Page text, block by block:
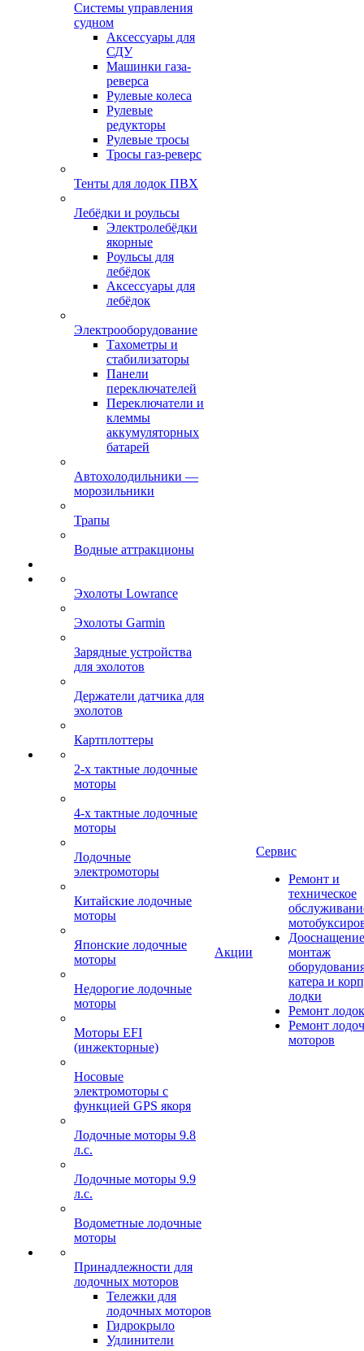
Системы управления
судном
Аксессуары для
СДУ
Машинки газа-
реверса
Рулевые колеса
Рулевые
редукторы
Рулевые тросы
Тросы газ-реверс
Тенты для лодок ПВХ
Лебёдки и роульсы
Электролебёдки
якорные
Роульсы для
лебёдок
Аксессуары для
лебёдок
Электрооборудование
Тахометры и
стабилизаторы
Панели
переключателей
Переключатели и
клеммы
аккумуляторных
батарей
Автохолодильники —
морозильники
Трапы
Водные аттракционы
Эхолоты Lowrance
Эхолоты Garmin
Зарядные устройства
для эхолотов
Держатели датчика для
эхолотов
Картплоттеры
2-х тактные лодочные
моторы
4-х тактные лодочные
моторы
Лодочные
электромоторы
Китайские лодочные
моторы
Японские лодочные
моторы
Недорогие лодочные
моторы
Моторы EFI
(инжекторные)
Носовые
электромоторы с
функцией GPS якоря
Лодочные моторы 9.8
л.с.
Лодочные моторы 9.9
л.с.
Водометные лодочные
моторы
Принадлежности для
лодочных моторов
Тележки для
лодочных моторов
Гидрокрыло
Удлинители
Акции
Сервис
Ремонт и
техническое
монтаж
катера и
лодки
Ремонт
Ремонт
моторов